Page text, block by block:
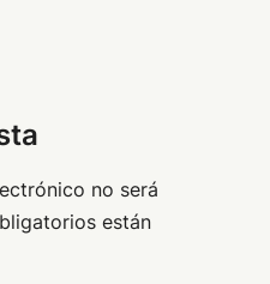
no será
están